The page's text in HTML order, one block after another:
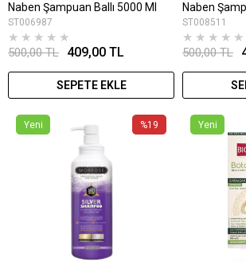
Naben Şampuan Ballı 5000 Ml
ST006987
★ ★ ★ ★ ★
409,00 TL
500,00 TL
SEPETE EKLE
ST008511
★ ★ ★ ★ ★
500,00 TL
%19
Yeni Yeni